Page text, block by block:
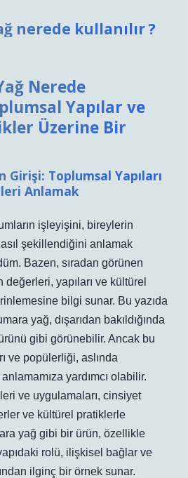
nerede kullanılır ?
Nerede
Yapılar ve
Üzerine Bir
Girişi: Toplumsal Yapıları
Anlamak
işleyişini, bireylerin
şekillendiğini anlamak
Bazen, sıradan görünen
yapıları ve kültürel
bilgi sunar. Bu yazıda
yağ, dışarıdan bakıldığında
gibi görünebilir. Ancak bu
ve popülerliği, aslında
yardımcı olabilir.
ve uygulamaları, cinsiyet
ve kültürel pratiklerle
yağ gibi bir ürün, özellikle
rolü, ilişkisel bağlar ve
ilginç bir örnek sunar.